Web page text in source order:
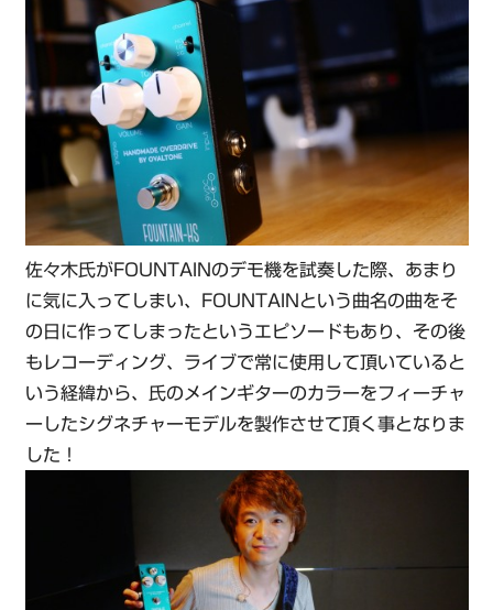
佐々木氏がFOUNTAINのデモ機を試奏した際、あまり
に気に入ってしまい、FOUNTAINという曲名の曲をそ
の日に作ってしまったというエピソードもあり、その後
もレコーディング、ライブで常に使用して頂いていると
いう経緯から、氏のメインギターのカラーをフィーチャ
ーしたシグネチャーモデルを製作させて頂く事となりま
した！